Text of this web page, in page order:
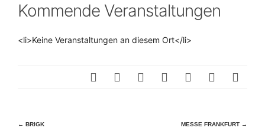
Kommende Veranstaltungen
<li>Keine Veranstaltungen an diesem Ort</li>
Beitragsnavigation
← BRIGK MESSE FRANKFURT →